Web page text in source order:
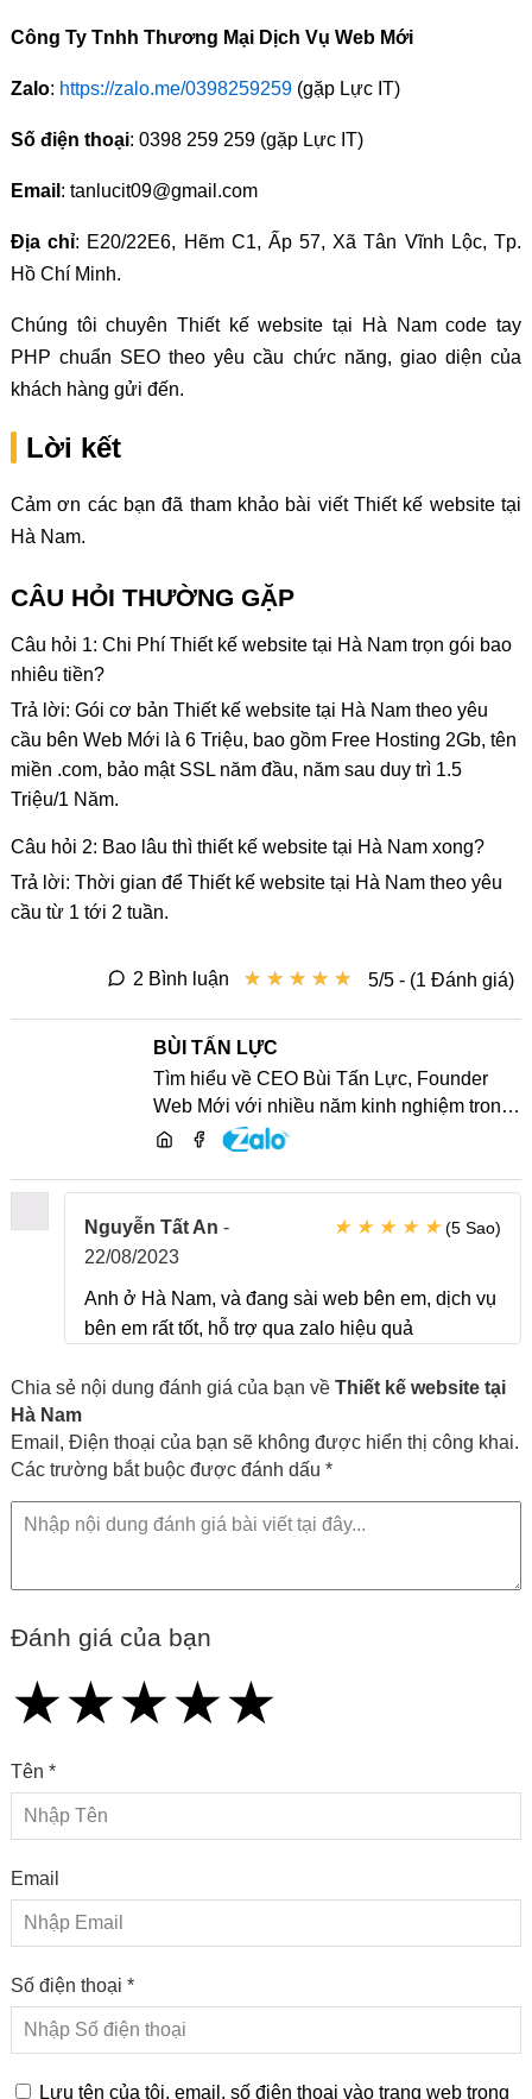
Công Ty Tnhh Thương Mại Dịch Vụ Web Mới
Zalo: https://zalo.me/0398259259(gặp Lực IT)
Số điện thoại: 0398 259 259 (gặp Lực IT)
Email : tanlucit09@gmail.com
Địa chỉ: E20/22E6, Hẽm C1, Ấp 57, Xã Tân Vĩnh Lộc, Tp.
Hồ Chí Minh.
Chúng tôi chuyên Thiết kế website tại Hà Nam code tay
PHP chuẩn SEO theo yêu cầu chức năng, giao diện của
khách hàng gửi đến.
Lời kết
Cảm ơn các bạn đã tham khảo bài viết Thiết kế website tại
Hà Nam.
CÂU HỎI THƯỜNG GẶP
Câu hỏi 1: Chi Phí Thiết kế website tại Hà Nam trọn gói bao
nhiêu tiền?
Trả lời: Gói cơ bản Thiết kế website tại Hà Nam theo yêu
cầu bên Web Mới là 6 Triệu, bao gồm Free Hosting 2Gb, tên
miền .com, bảo mật SSL năm đầu, năm sau duy trì 1.5
Triệu/1 Năm.
Câu hỏi 2: Bao lâu thì thiết kế website tại Hà Nam xong?
Trả lời: Thời gian để Thiết kế website tại Hà Nam theo yêu
cầu từ 1 tới 2 tuần.
★ ★ ★ ★ ★
★ ★ ★ ★ ★ 5/5 - (1 Đánh giá)
2 Bình luận
BÙI TẤN LỰC
Tìm hiểu về CEO Bùi Tấn Lực, Founder
Web Mới với nhiều năm kinh nghiệm trong
lĩnh vực phát triển website, SEO và chia sẻ
Nguyễn Tất An -
22/08/2023
★ ★ ★ ★ ★(5 Sao)
Anh ở Hà Nam, và đang sài web bên em, dịch vụ
bên em rất tốt, hỗ trợ qua zalo hiệu quả
Chia sẻ nội dung đánh giá của bạn về Thiết kế website tại
Hà Nam
Email, Điện thoại của bạn sẽ không được hiển thị công khai.
Các trường bắt buộc được đánh dấu *
Đánh giá của bạn
★
★★
★★★
★★★★
★★★★★
Tên *
Email
Số điện thoại *
Lưu tên của tôi, email, số điện thoại vào trang web trong